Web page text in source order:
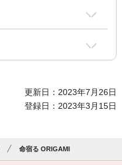
更新日：2023年7月26日
登録日：2023年3月15日
命宿る ORIGAMI